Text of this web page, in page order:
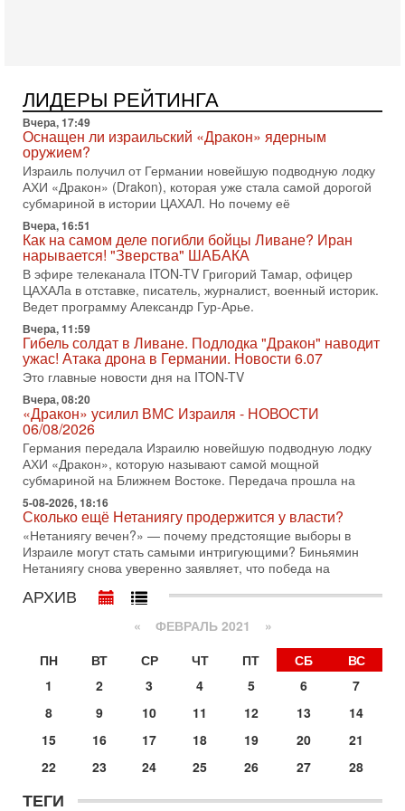
раз?
Голоса русскоязычных репатриантов не раз кардинально
меняли политический ландшафт Израиля. Достаточно
вспомнить взлет партии «Исраэль ба-алия», когда
31-07-2026, 17:00
Тайны закрытых дверей: о чём на самом деле
молчат Трамп и Нетаньяху?
Недавний визит премьер-министра Израиля Биньямина
Нетаньяху в США и его встреча с Дональдом Трампом
оставили больше вопросов, чем ответов. Полная
31-07-2026, 15:18
Иран готовит покушение на Нетаниягу! Трамп не
хочет эскалации, но КСИР готовит взрыв!
В эфире телеканала ITON-TV СЕРГЕЙ МИГДАЛЬ, эксперт
по вопросам безопасности, офицер запаса
Международного управления полиции Израиля, автор
31-07-2026, 09:02
Битва за разоружение ХАМАСа - НОВОСТИ
31/07/2026
Сегодня президент США Дональд Трамп заявил о
достижении исторического соглашения о полном
разоружении ХАМАСа и других вооруженных группировок в
Иран доведет Трампа до крайних мер? Разбор и
оценка от военного обозревателя Давида Шарпа
Ситуация вокруг противостояния Ирана и США накаляется
с каждым днем. Почему Трамп в самый последний момент
отменил решение о нанесении тяжелых ударов
30-07-2026, 16:54
Покупатель авиакомпании «Аркия» намерен
запретить полеты по субботам!
Вокруг возможной продажи авиакомпании «Аркия»
разгорается громкий конфликт.
30-07-2026, 08:16
Трамп готовит удар по Ирану - НОВОСТИ 30/07/2026
возможность масштабной военной операции против Ирана
после ракетной атаки на американскую базу в
Трамп взбешен атакой на базы! Иран играет с огнем.
ЛИДЕРЫ РЕЙТИНГА
Вчера, 17:49
Оснащен ли израильский «Дракон» ядерным
оружием?
Израиль получил от Германии новейшую подводную лодку
АХИ «Дракон» (Drakon), которая уже стала самой дорогой
субмариной в истории ЦАХАЛ. Но почему её
Вчера, 16:51
Как на самом деле погибли бойцы Ливане? Иран
нарывается! "Зверства" ШАБАКА
В эфире телеканала ITON-TV Григорий Тамар, офицер
ЦАХАЛа в отставке, писатель, журналист, военный историк.
Ведет программу Александр Гур-Арье.
Вчера, 11:59
Гибель солдат в Ливане. Подлодка "Дракон" наводит
ужас! Атака дрона в Германии. Новости 6.07
Это главные новости дня на ITON-TV
Вчера, 08:20
«Дракон» усилил ВМС Израиля - НОВОСТИ
06/08/2026
Германия передала Израилю новейшую подводную лодку
АХИ «Дракон», которую называют самой мощной
субмариной на Ближнем Востоке. Передача прошла на
5-08-2026, 18:16
Сколько ещё Нетаниягу продержится у власти?
«Нетаниягу вечен?» — почему предстоящие выборы в
Израиле могут стать самыми интригующими? Биньямин
Нетаниягу снова уверенно заявляет, что победа на
АРХИВ
« ФЕВРАЛЬ 2021 »
ПН
ВТ СР ЧТ ПТ СБ
ВС
1
2 3 4 5 6
7
8
9 10 11 12 13
14
15
16 17 18 19 20
21
22
23 24 25 26 27 28
ТЕГИ